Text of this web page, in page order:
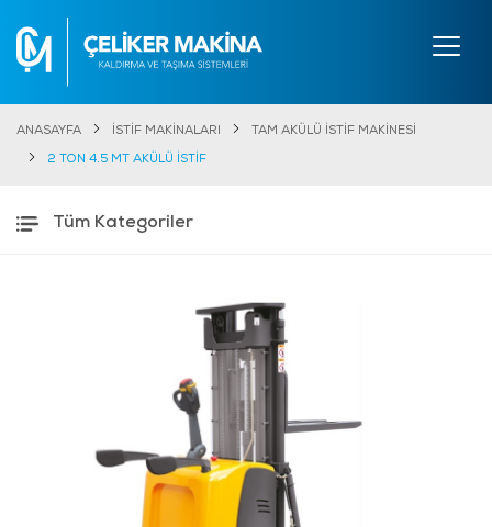
ANASAYFA İSTİF MAKİNALARI TAM AKÜLÜ İSTİF MAKİNESİ
2 TON 4.5 MT AKÜLÜ İSTİF
Tüm Kategoriler